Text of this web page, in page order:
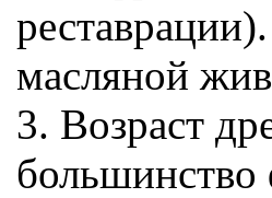
масляной
3. Возраст